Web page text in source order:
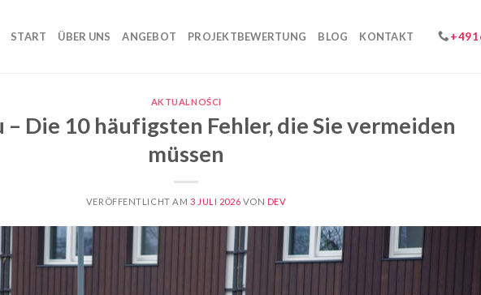
START ÜBER UNS ANGEBOT PROJEKTBEWERTUNG BLOG KONTAKT
AKTUALNOŚCI
– Die 10 häufigsten Fehler, die Sie vermeiden
müssen
VERÖFFENTLICHT AM 3 JULI 2026 VON DEV